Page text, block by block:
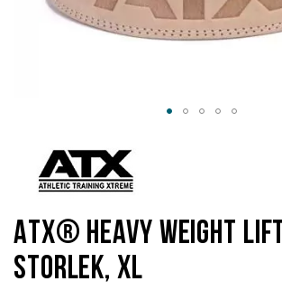
ATX® Heavy Weight
Storlek, XL
början
bildgalleriet